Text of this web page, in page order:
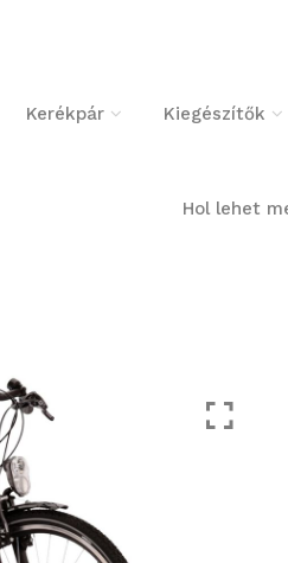
Kerékpár Kiegészítők
Hol lehet